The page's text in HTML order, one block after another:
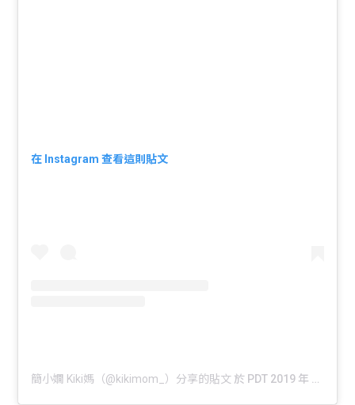
在 Instagram 查看這則貼文
簡小嫺 Kiki媽（@kikimom_）分享的貼文 於 PDT 2019 年 6月 月 13 日 上午 9:18